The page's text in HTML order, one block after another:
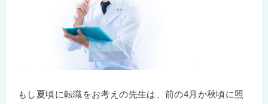
もし夏頃に転職をお考えの先生は、前の4月か秋頃に照